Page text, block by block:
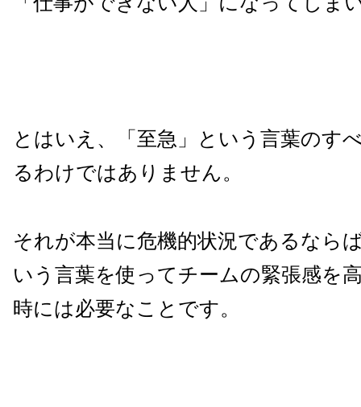
とはいえ、「至急」という言葉のす
るわけではありません。
それが本当に危機的状況であるなら
いう言葉を使ってチームの緊張感を
時には必要なことです。